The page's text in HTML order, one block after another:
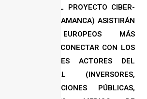
EL MARCO DEL PROYECTO CIBER-
MARBELLA, SALAMANCA) ASISTIRÁN
EVENTOS EUROPEOS MÁS
DONDE PODRÁN CONECTAR CON LOS
Y RELEVANTES ACTORES DEL
INTERNACIONAL (INVERSORES,
ADMINISTRACIONES PÚBLICAS,